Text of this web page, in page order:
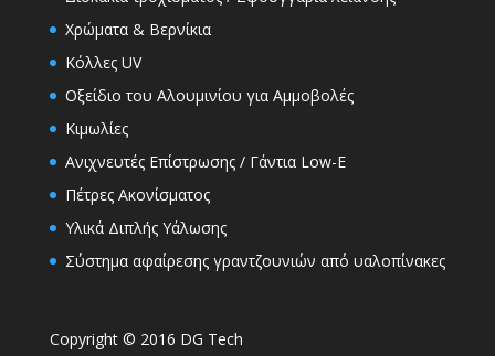
Χρώματα & Βερνίκια
Κόλλες UV
Οξείδιο του Αλουμινίου για Αμμοβολές
Κιμωλίες
Ανιχνευτές Επίστρωσης / Γάντια Low-E
Πέτρες Ακονίσματος
Υλικά Διπλής Υάλωσης
Σύστημα αφαίρεσης γραντζουνιών από υαλοπίνακες
Copyright © 2016 DG Tech